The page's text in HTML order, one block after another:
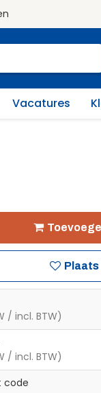
Vacatures
/ incl. BTW)
/ incl. BTW)
code